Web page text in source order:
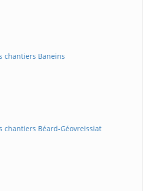
chantiers Baneins
chantiers Béard-Géovreissiat